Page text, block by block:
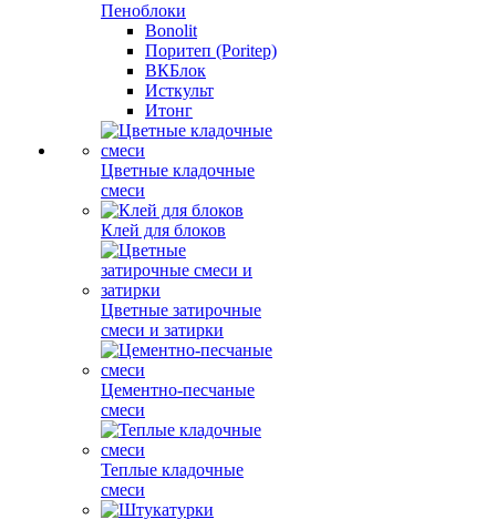
Пеноблоки
Bonolit
Поритеп (Poritep)
ВКБлок
Исткульт
Итонг
Цветные кладочные
смеси
Клей для блоков
Цветные затирочные
смеси и затирки
Цементно-песчаные
смеси
Теплые кладочные
смеси